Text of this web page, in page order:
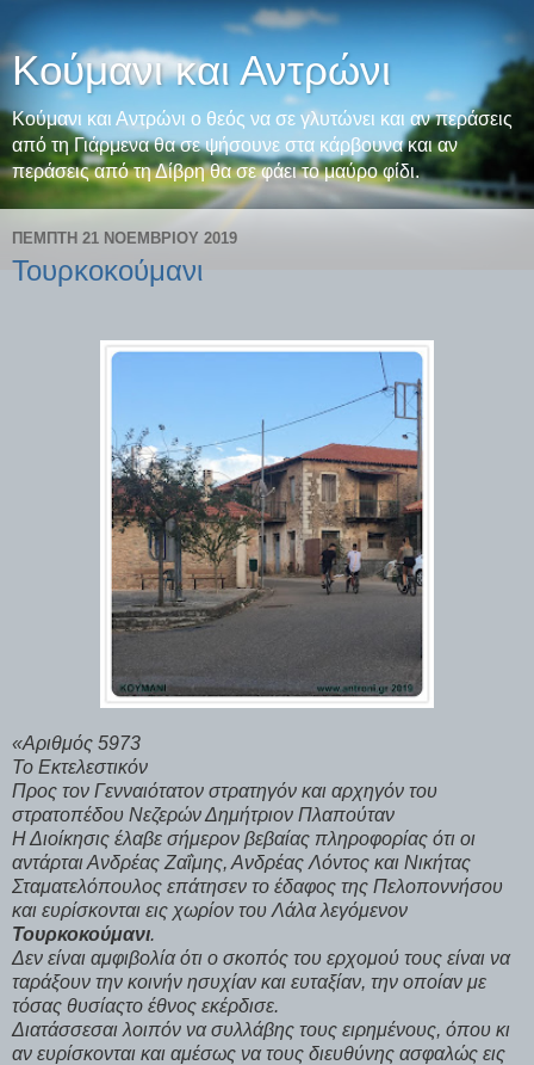
Κούμανι και Αντρώνι
Κούμανι και Αντρώνι ο θεός να σε γλυτώνει και αν περάσεις
από τη Γιάρμενα θα σε ψήσουνε στα κάρβουνα και αν
περάσεις από τη Δίβρη θα σε φάει το μαύρο φίδι.
ΠΈΜΠΤΗ 21 ΝΟΕΜΒΡΊΟΥ 2019
Τουρκοκούμανι
«Αριθμός 5973
Το Εκτελεστικόν
Προς τον Γενναιότατον στρατηγόν και αρχηγόν του
στρατοπέδου Νεζερών Δημήτριον Πλαπούταν
Η Διοίκησις έλαβε σήμερον βεβαίας πληροφορίας ότι οι
αντάρται Ανδρέας Ζαΐμης, Ανδρέας Λόντος και Νικήτας
Σταματελόπουλος επάτησεν το έδαφος της Πελοποννήσου
και ευρίσκονται εις χωρίον του Λάλα λεγόμενον
Τουρκοκούμανι.
Δεν είναι αμφιβολία ότι ο σκοπός του ερχομού τους είναι να
ταράξουν την κοινήν ησυχίαν και ευταξίαν, την οποίαν με
τόσας θυσίαςτο έθνος εκέρδισε.
Διατάσσεσαι λοιπόν να συλλάβης τους ειρημένους, όπου κι
αν ευρίσκονται και αμέσως να τους διευθύνης ασφαλώς εις